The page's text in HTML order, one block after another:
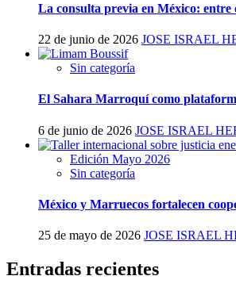
La consulta previa en México:
22 de junio de 2026 JOSE ISRAEL
Sin categoría
El Sahara Marroquí como
6 de junio de 2026 JOSE ISRAEL
Edición Mayo 2026
Sin categoría
México y Marruecos fortalecen
25 de mayo de 2026 JOSE ISRAEL
Entradas recientes